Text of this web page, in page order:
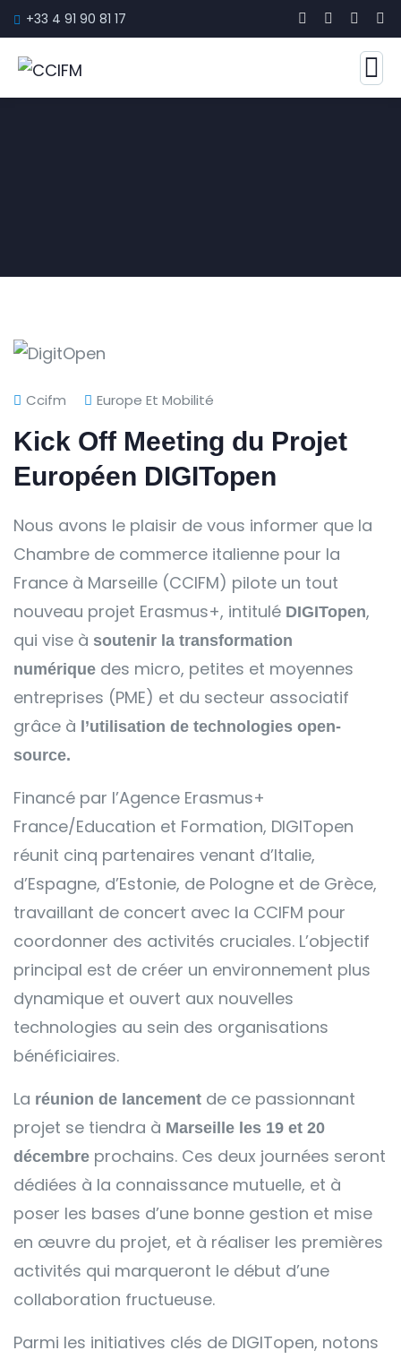
+33 4 91 90 81 17
Ccifm Europe Et Mobilité
Kick Off Meeting du Projet
Européen DIGITopen
Nous avons le plaisir de vous informer que la
Chambre de commerce italienne pour la
France à Marseille (CCIFM) pilote un tout
nouveau projet Erasmus+, intitulé DIGITopen,
qui vise à soutenir la transformation
numérique des micro, petites et moyennes
entreprises (PME) et du secteur associatif
grâce à l’utilisation de technologies open-
source.
Financé par l’Agence Erasmus+
France/Education et Formation, DIGITopen
réunit cinq partenaires venant d’Italie,
d’Espagne, d’Estonie, de Pologne et de Grèce,
travaillant de concert avec la CCIFM pour
coordonner des activités cruciales. L’objectif
principal est de créer un environnement plus
dynamique et ouvert aux nouvelles
technologies au sein des organisations
bénéficiaires.
La réunion de lancement de ce passionnant
projet se tiendra à Marseille les 19 et 20
décembre prochains. Ces deux journées seront
dédiées à la connaissance mutuelle, et à
poser les bases d’une bonne gestion et mise
en œuvre du projet, et à réaliser les premières
activités qui marqueront le début d’une
collaboration fructueuse.
Parmi les initiatives clés de DIGITopen, notons